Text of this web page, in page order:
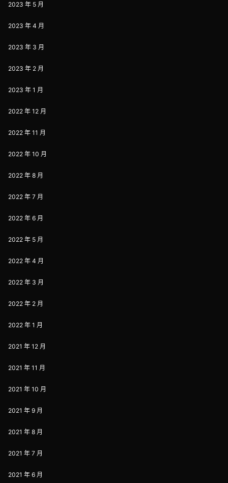
2023 年 5 月
2023 年 4 月
2023 年 3 月
2023 年 2 月
2023 年 1 月
2022 年 12 月
2022 年 11 月
2022 年 10 月
2022 年 8 月
2022 年 7 月
2022 年 6 月
2022 年 5 月
2022 年 4 月
2022 年 3 月
2022 年 2 月
2022 年 1 月
2021 年 12 月
2021 年 11 月
2021 年 10 月
2021 年 9 月
2021 年 8 月
2021 年 7 月
2021 年 6 月